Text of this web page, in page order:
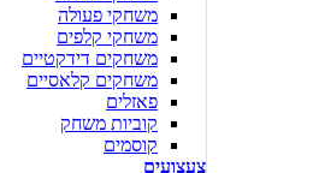
משחקי פעולה
משחקי קלפים
משחקים דידקטיים
משחקים קלאסיים
פאזלים
קוביות משחק
קוסמים
צעצועים